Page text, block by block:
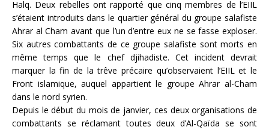
Halq. Deux rebelles ont rapporté que cinq membres de l’EIIL
s’étaient introduits dans le quartier général du groupe salafiste
Ahrar al Cham avant que l’un d’entre eux ne se fasse exploser.
Six autres combattants de ce groupe salafiste sont morts en
même temps que le chef djihadiste. Cet incident devrait
marquer la fin de la trêve précaire qu’observaient l’EIIL et le
Front islamique, auquel appartient le groupe Ahrar al-Cham
dans le nord syrien.
Depuis le début du mois de janvier, ces deux organisations de
combattants se réclamant toutes deux d’Al-Qaïda se sont